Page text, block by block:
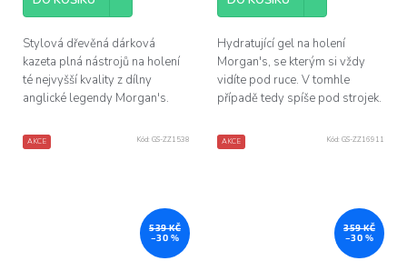
Stylová dřevěná dárková
kazeta plná nástrojů na holení
té nejvyšší kvality z dílny
anglické legendy Morgan's.
Hydratující gel na holení
Morgan's, se kterým si vždy
vidíte pod ruce. V tomhle
případě tedy spíše pod strojek.
AKCE
539 KČ
–30 %
Kód: GS-ZZ1538 AKCE
359 KČ
–30 %
Kód: GS-ZZ16911